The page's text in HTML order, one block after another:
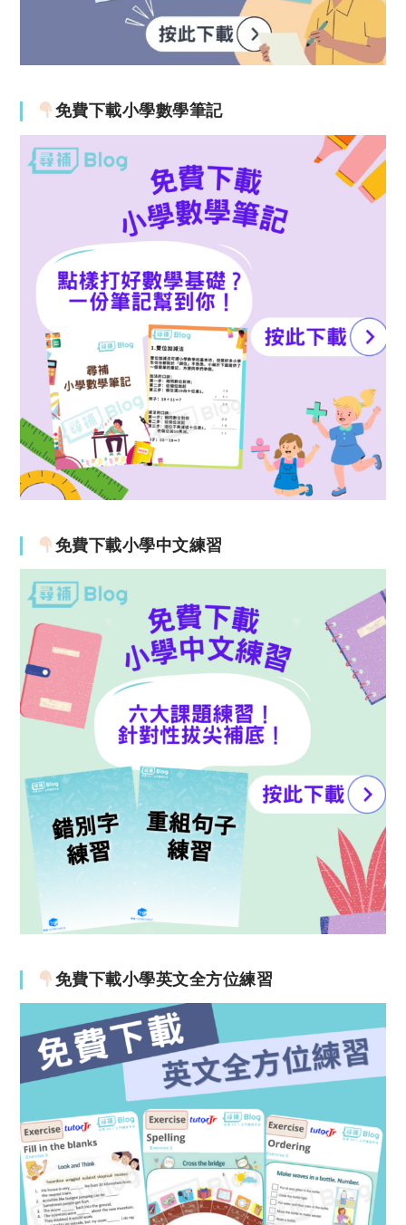
免費下載小學數學筆記
免費下載小學中文練習
免費下載小學英文全方位練習